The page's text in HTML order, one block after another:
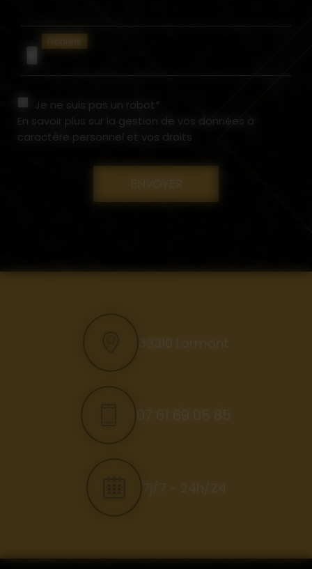
Je ne suis pas un robot*
En savoir plus sur la gestion de vos données à
caractère personnel et vos droits